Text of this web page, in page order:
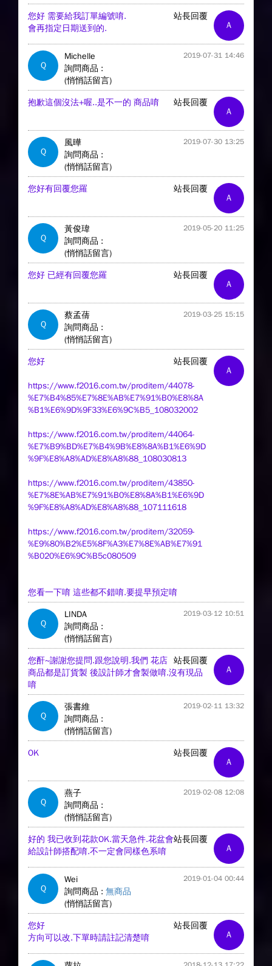
A
站長回覆
您好 需要給我訂單編號唷.
會再指定日期送到的.
Q
Michelle 2019-07-31 14:46
詢問商品 :
(悄悄話留言)
A
站長回覆
抱歉這個沒法+喔..是不一的 商品唷
Q
風曄 2019-07-30 13:25
詢問商品 :
(悄悄話留言)
A
站長回覆
您好有回覆您羅
Q
黃俊瑋 2019-05-20 11:25
詢問商品 :
(悄悄話留言)
A
站長回覆
您好 已經有回覆您羅
Q
蔡孟蒨 2019-03-25 15:15
詢問商品 :
(悄悄話留言)
A
站長回覆
您好
https://www.f2016.com.tw/proditem/44078-
%E7%B4%85%E7%8E%AB%E7%91%B0%E8%8A
%B1%E6%9D%9F33%E6%9C%B5_108032002
https://www.f2016.com.tw/proditem/44064-
%E7%B9%BD%E7%B4%9B%E8%8A%B1%E6%9D
%9F%E8%A8%AD%E8%A8%88_108030813
https://www.f2016.com.tw/proditem/43850-
%E7%8E%AB%E7%91%B0%E8%8A%B1%E6%9D
%9F%E8%A8%AD%E8%A8%88_107111618
https://www.f2016.com.tw/proditem/32059-
%E9%80%B2%E5%8F%A3%E7%8E%AB%E7%91
%B020%E6%9C%B5c080509
您看一下唷 這些都不錯唷.要提早預定唷
Q
LINDA 2019-03-12 10:51
詢問商品 :
(悄悄話留言)
A
站長回覆
您酐~謝謝您提問.跟您說明.我們 花店
商品都是訂貨製 後設計師才會製做唷.沒有現品
唷
Q
張書維 2019-02-11 13:32
詢問商品 :
(悄悄話留言)
A
站長回覆
OK
Q
燕子 2019-02-08 12:08
詢問商品 :
(悄悄話留言)
A
站長回覆
好的 我已收到花款OK.當天急件.花盆會
給設計師搭配唷.不一定會同樣色系唷
Q
Wei 2019-01-04 00:44
詢問商品 : 無商品
(悄悄話留言)
A
站長回覆
您好
方向可以改.下單時請註記清楚唷